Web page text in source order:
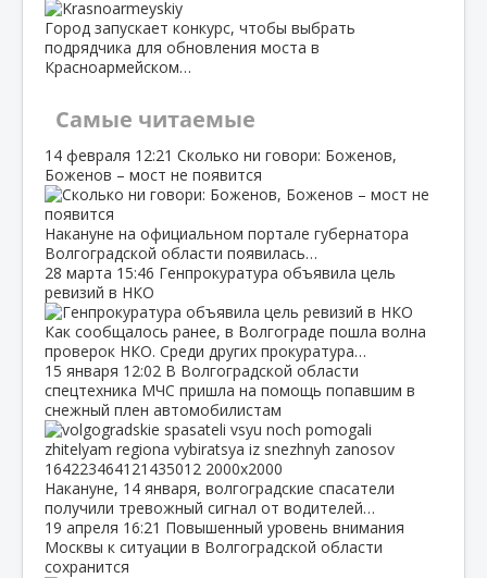
Город запускает конкурс, чтобы выбрать
подрядчика для обновления моста в
Красноармейском…
Самые читаемые
14 февраля 12:21 Сколько ни говори: Боженов,
Боженов – мост не появится
Накануне на официальном портале губернатора
Волгоградской области появилась…
28 марта 15:46 Генпрокуратура объявила цель
ревизий в НКО
Как сообщалось ранее, в Волгограде пошла волна
проверок НКО. Среди других прокуратура…
15 января 12:02 В Волгоградской области
спецтехника МЧС пришла на помощь попавшим в
снежный плен автомобилистам
Накануне, 14 января, волгоградские спасатели
получили тревожный сигнал от водителей…
19 апреля 16:21 Повышенный уровень внимания
Москвы к ситуации в Волгоградской области
сохранится